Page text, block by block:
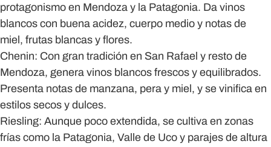
protagonismo en Mendoza y la Patagonia. Da vinos
blancos con buena acidez, cuerpo medio y notas de
miel, frutas blancas y flores.
Chenin: Con gran tradición en San Rafael y resto de
Mendoza, genera vinos blancos frescos y equilibrados.
Presenta notas de manzana, pera y miel, y se vinifica en
estilos secos y dulces.
Riesling: Aunque poco extendida, se cultiva en zonas
frías como la Patagonia, Valle de Uco y parajes de altura